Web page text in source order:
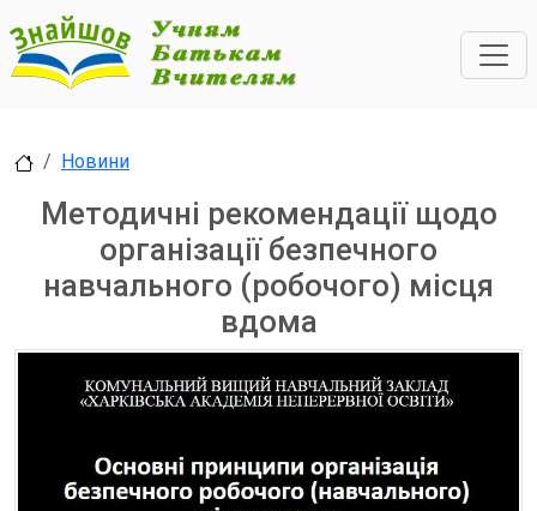
Новини
Методичні рекомендації щодо
організації безпечного
навчального (робочого) місця
вдома